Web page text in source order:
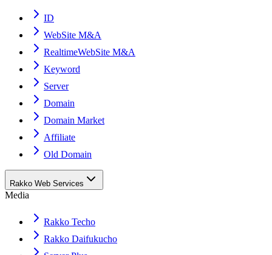
ID
WebSite M&A
RealtimeWebSite M&A
Keyword
Server
Domain
Domain Market
Affiliate
Old Domain
Rakko Web Services
Media
Rakko Techo
Rakko Daifukucho